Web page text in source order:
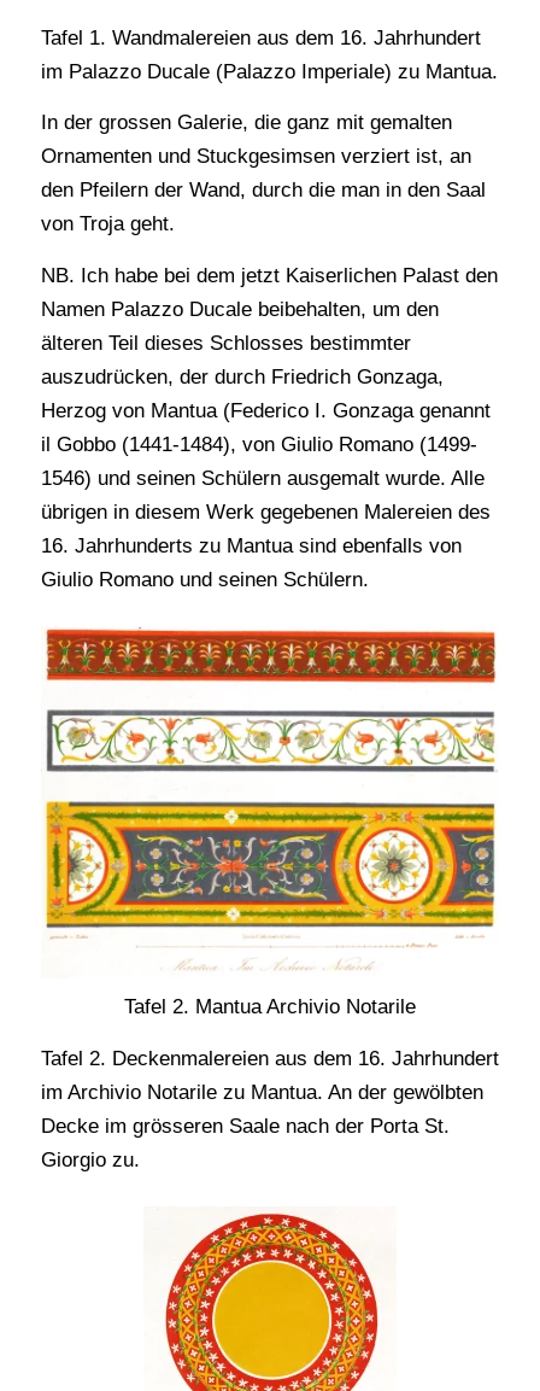
Tafel 1. Wandmalereien aus dem 16. Jahrhundert
im Palazzo Ducale (Palazzo Imperiale) zu Mantua.
In der grossen Galerie, die ganz mit gemalten
Ornamenten und Stuckgesimsen verziert ist, an
den Pfeilern der Wand, durch die man in den Saal
von Troja geht.
NB. Ich habe bei dem jetzt Kaiserlichen Palast den
Namen Palazzo Ducale beibehalten, um den
älteren Teil dieses Schlosses bestimmter
auszudrücken, der durch Friedrich Gonzaga,
Herzog von Mantua (Federico I. Gonzaga genannt
il Gobbo (1441-1484), von Giulio Romano (1499-
1546) und seinen Schülern ausgemalt wurde. Alle
übrigen in diesem Werk gegebenen Malereien des
16. Jahrhunderts zu Mantua sind ebenfalls von
Giulio Romano und seinen Schülern.
Tafel 2. Mantua Archivio Notarile
Tafel 2. Deckenmalereien aus dem 16. Jahrhundert
im Archivio Notarile zu Mantua. An der gewölbten
Decke im grösseren Saale nach der Porta St.
Giorgio zu.